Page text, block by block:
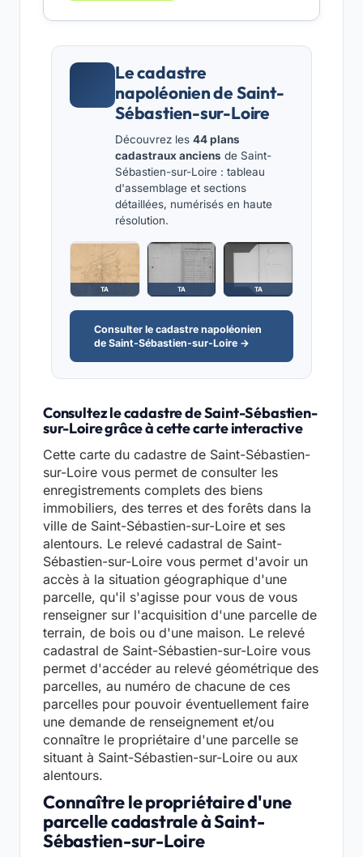
Le cadastre
napoléonien de Saint-
Sébastien-sur-Loire
Découvrez les 44 plans
cadastraux anciens de Saint-
Sébastien-sur-Loire : tableau
d'assemblage et sections
détaillées, numérisés en haute
résolution.
TA TA TA
Consulter le cadastre napoléonien
de Saint-Sébastien-sur-Loire →
Consultez le cadastre de Saint-Sébastien-
sur-Loire grâce à cette carte interactive
Cette carte du cadastre de Saint-Sébastien-
sur-Loire vous permet de consulter les
enregistrements complets des biens
immobiliers, des terres et des forêts dans la
ville de Saint-Sébastien-sur-Loire et ses
alentours. Le relevé cadastral de Saint-
Sébastien-sur-Loire vous permet d'avoir un
accès à la situation géographique d'une
parcelle, qu'il s'agisse pour vous de vous
renseigner sur l'acquisition d'une parcelle de
terrain, de bois ou d'une maison. Le relevé
cadastral de Saint-Sébastien-sur-Loire vous
permet d'accéder au relevé géométrique des
parcelles, au numéro de chacune de ces
parcelles pour pouvoir éventuellement faire
une demande de renseignement et/ou
connaître le propriétaire d'une parcelle se
situant à Saint-Sébastien-sur-Loire ou aux
alentours.
Connaître le propriétaire d'une
parcelle cadastrale à Saint-
Sébastien-sur-Loire